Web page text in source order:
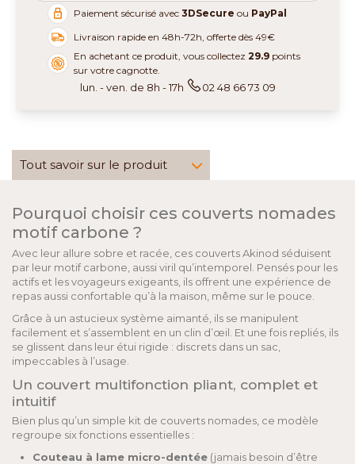
Paiement sécurisé avec3DSecure ou PayPal
Livraison rapide en 48h-72h, offerte dès 49€
En achetant ce produit, vous collectez29.9 points
sur votre cagnotte.
lun. - ven. de 8h - 17h 02 48 66 73 09
Tout savoir sur le produit
Pourquoi choisir ces couverts nomades
motif carbone ?
Avec leur allure sobre et racée, ces couverts Akinod séduisent
par leur motif carbone, aussi viril qu’intemporel. Pensés pour les
actifs et les voyageurs exigeants, ils offrent une expérience de
repas aussi confortable qu’à la maison, même sur le pouce.
Grâce à un astucieux système aimanté, ils se manipulent
facilement et s’assemblent en un clin d’œil. Et une fois repliés, ils
se glissent dans leur étui rigide : discrets dans un sac,
impeccables à l’usage.
Un couvert multifonction pliant, complet et
intuitif
Bien plus qu’un simple kit de couverts nomades, ce modèle
regroupe six fonctions essentielles :
Couteau à lame micro-dentée (jamais besoin d’être